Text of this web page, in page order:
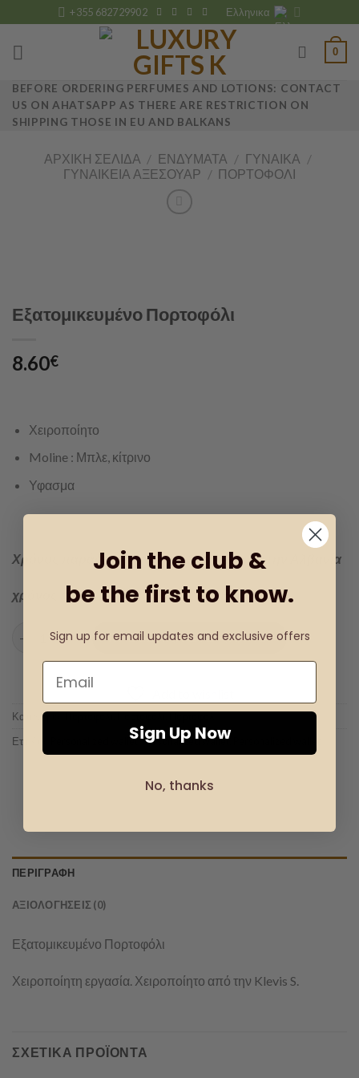
to
content
+355 682729902 Ελληνικα
0
BEFORE ORDERING PERFUMES AND LOTIONS: CONTACT
US ON AHATSAPP AS THERE ARE RESTRICTION ON
SHIPPING THOSE IN EU AND BALKANS
ΑΡΧΙΚΉ ΣΕΛΊΔΑ / ΕΝΔΎΜΑΤΑ / ΓΥΝΑΊΚΑ /
ΓΥΝΑΙΚΕΊΑ ΑΞΕΣΟΥΆΡ / ΠΟΡΤΟΦΌΛΙ
Εξατομικευμένο Πορτοφόλι
8.60€
Χειροποίητο
Moline : Μπλε, κίτρινο
Υφασμα
Χρόνος παράδοσης εντός 1-3 ημερών για την Αλβανία
χρόνος εντός 1-15 ημερών για την Ευρώπη
Εξατομικευμένο Πορτοφόλι ποσότητα
ΠΡΟΣΘΉΚΗ ΣΤΟ ΚΑΛΆΘΙ
Κατηγορία:
Ετικέτα:
Personalized wallet,Personalized wallet
ΠΕΡΙΓΡΑΦΉ
ΑΞΙΟΛΟΓΉΣΕΙΣ (0)
Εξατομικευμένο Πορτοφόλι
Χειροποίητη εργασία. Χειροποίητο από την Klevis S.
ΣΧΕΤΙΚΆ ΠΡΟΪΌΝΤΑ
Join the club &
be the first to know.
Sign up for email updates and exclusive offers
Sign Up Now
No, thanks